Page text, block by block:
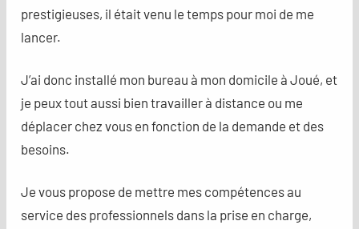
prestigieuses, il était venu le temps pour moi de me
lancer.
J’ai donc installé mon bureau à mon domicile à Joué, et
je peux tout aussi bien travailler à distance ou me
déplacer chez vous en fonction de la demande et des
besoins.
Je vous propose de mettre mes compétences au
service des professionnels dans la prise en charge,